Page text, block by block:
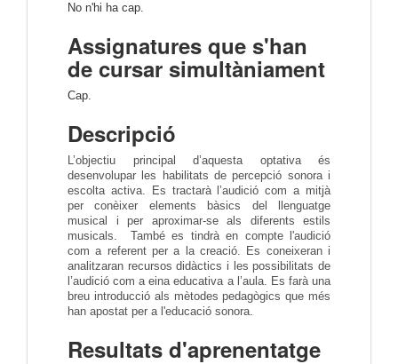
No n'hi ha cap.
Assignatures que s'han
de cursar simultàniament
Cap.
Descripció
L’objectiu principal d’aquesta optativa és
desenvolupar les habilitats de percepció sonora i
escolta activa. Es tractarà l’audició com a mitjà
per conèixer elements bàsics del llenguatge
musical i per aproximar-se als diferents estils
musicals. També es tindrà en compte l'audició
com a referent per a la creació. Es coneixeran i
analitzaran recursos didàctics i les possibilitats de
l’audició com a eina educativa a l’aula. Es farà una
breu introducció als mètodes pedagògics que més
han apostat per a l'educació sonora.
Resultats d'aprenentatge